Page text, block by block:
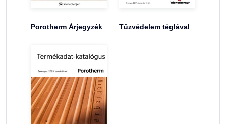
Porotherm Árjegyzék Tűzvédelem téglával